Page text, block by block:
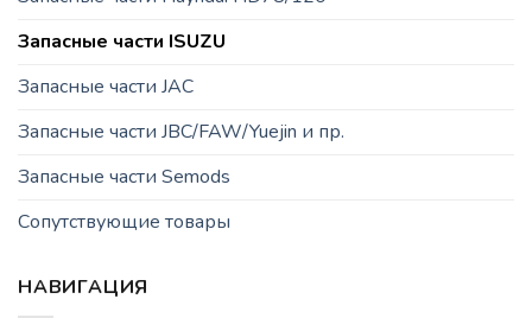
Запасные части ISUZU
Запасные части JAC
Запасные части JBC/FAW/Yuejin и пр.
Запасные части Semods
Сопутствующие товары
НАВИГАЦИЯ